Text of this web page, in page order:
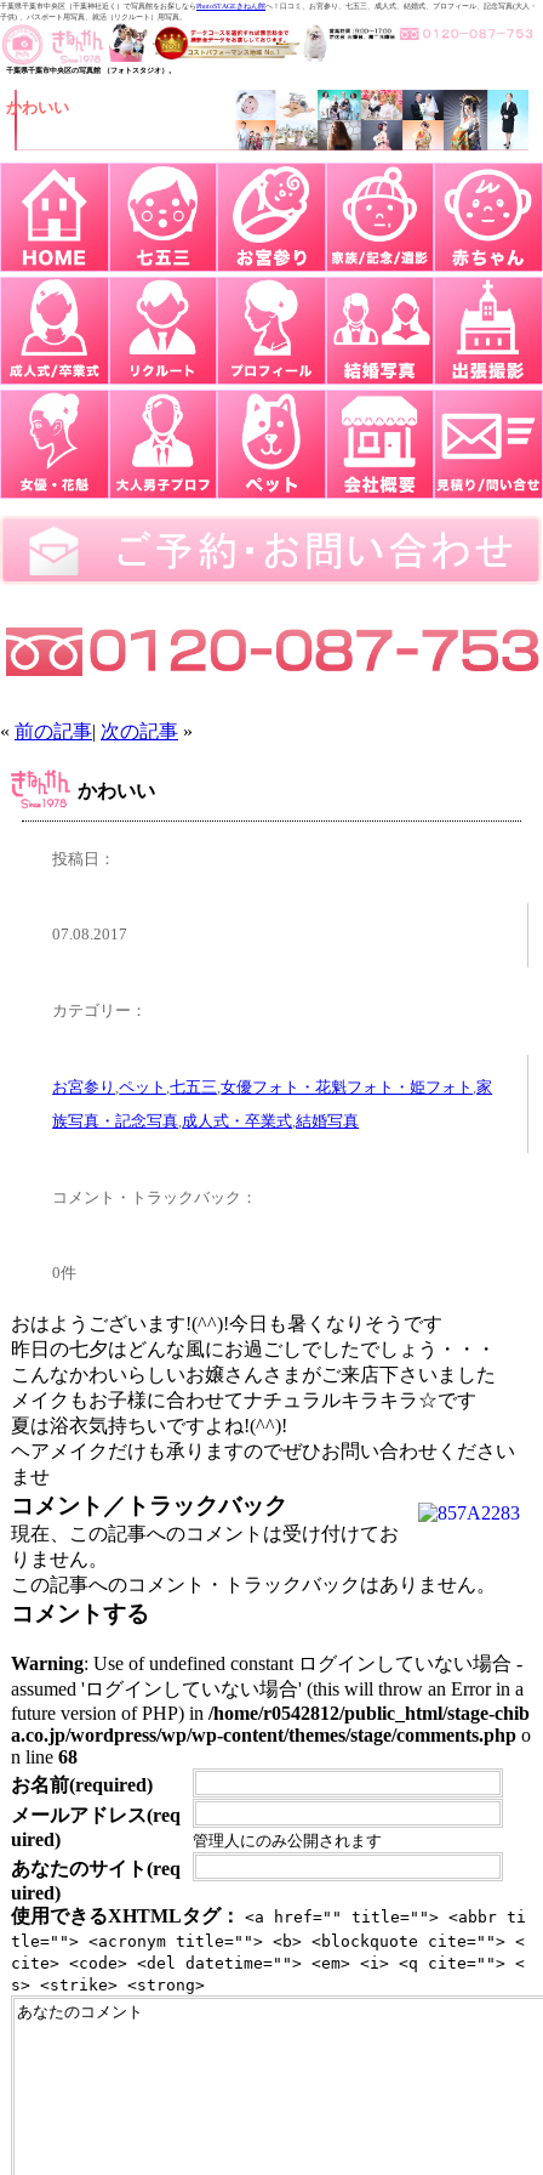
千葉県千葉市中央区（千葉神社近く）で写真館をお探しならPhotoSTAGEきねん館へ！口コミ、お宮参り、七五三、成人式、結婚式、プロフィール、記念写真(大人・
子供) 、パスポート用写真、就活（リクルート）用写真。
千葉県千葉市中央区の写真館 （フォトスタジオ）。
かわいい
« 前の記事| 次の記事 »
かわいい
投稿日：
07.08.2017
カテゴリー：
お宮参り ,ペット ,七五三,女優フォト・花魁フォト・姫フォト ,家
族写真・記念写真,成人式・卒業式,結婚写真
コメント・トラックバック：
0件
おはようございます!(^^)!今日も暑くなりそうです
昨日の七夕はどんな風にお過ごしでしたでしょう・・・
こんなかわいらしいお嬢さんさまがご来店下さいました
メイクもお子様に合わせてナチュラルキラキラ☆です
夏は浴衣気持ちいですよね!(^^)!
ヘアメイクだけも承りますのでぜひお問い合わせください
ませ
コメント／トラックバック
現在、この記事へのコメントは受け付けてお
りません。
この記事へのコメント・トラックバックはありません。
コメントする
Warning: Use of undefined constant ログインしていない場合 -
assumed 'ログインしていない場合' (this will throw an Error in a
future version of PHP) in /home/r0542812/public_html/stage-chib
a.co.jp/wordpress/wp/wp-content/themes/stage/comments.phpo
n line 68
お名前(required)
メールアドレス(req
uired)
管理人にのみ公開されます
あなたのサイト(req
uired)
使用できるXHTMLタグ：
<a href="" title=""> <abbr ti
tle=""> <acronym title=""> <b> <blockquote cite=""> <
cite> <code> <del datetime=""> <em> <i> <q cite=""> <
s> <strike> <strong>